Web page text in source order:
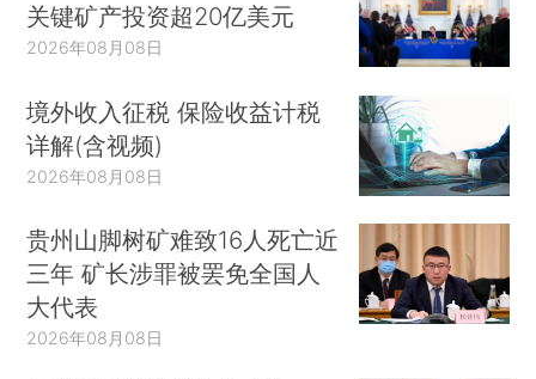
关键矿产投资超20亿美元
2026年08月08日
境外收入征税 保险收益计税
详解(含视频)
2026年08月08日
贵州山脚树矿难致16人死亡近
三年 矿长涉罪被罢免全国人
大代表
2026年08月08日